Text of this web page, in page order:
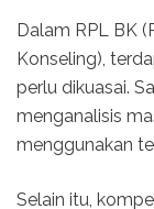
Dalam RPL BK
Konseling),
perlu dikuasai.
menganalisis
menggunakan
Selain itu,